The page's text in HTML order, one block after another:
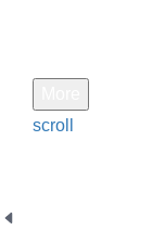
scroll